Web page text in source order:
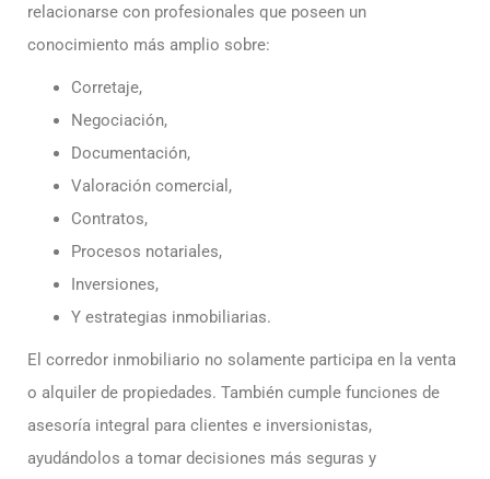
relacionarse con profesionales que poseen un
conocimiento más amplio sobre:
Corretaje,
Negociación,
Documentación,
Valoración comercial,
Contratos,
Procesos notariales,
Inversiones,
Y estrategias inmobiliarias.
El corredor inmobiliario no solamente participa en la venta
o alquiler de propiedades. También cumple funciones de
asesoría integral para clientes e inversionistas,
ayudándolos a tomar decisiones más seguras y